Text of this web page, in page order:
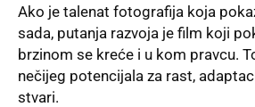
Ako je talenat fotografija koja
sada, putanja razvoja je film koji
brzinom se kreće i u kom pravcu.
nečijeg potencijala za rast,
stvari.